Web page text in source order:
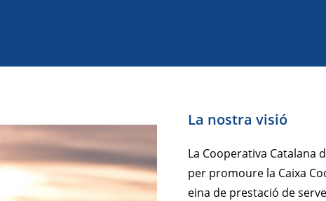
La nostra visió
La Cooperativa Catalana
per promoure la Caixa
eina de prestació de